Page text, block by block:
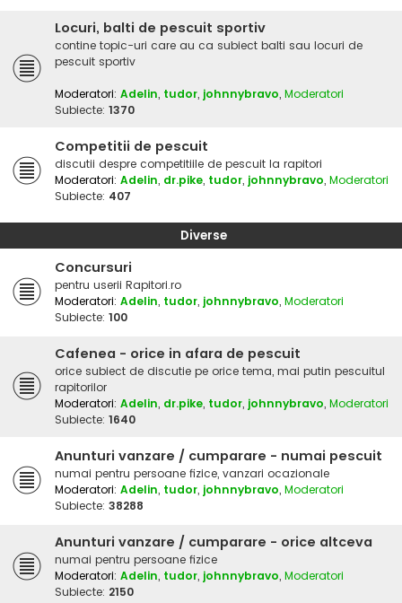
Locuri, balti de pescuit sportiv
contine topic-uri care au ca subiect balti sau locuri de
pescuit sportiv
Moderatori: Adelin, tudor, johnnybravo, Moderatori
Subiecte: 1370
Competitii de pescuit
discutii despre competitiile de pescuit la rapitori
Moderatori: Adelin, dr.pike, tudor, johnnybravo, Moderatori
Subiecte: 407
Diverse
Concursuri
pentru userii Rapitori.ro
Moderatori: Adelin, tudor, johnnybravo, Moderatori
Subiecte: 100
Cafenea - orice in afara de pescuit
orice subiect de discutie pe orice tema, mai putin pescuitul
rapitorilor
Moderatori: Adelin, dr.pike, tudor, johnnybravo, Moderatori
Subiecte: 1640
Anunturi vanzare / cumparare - numai pescuit
numai pentru persoane fizice, vanzari ocazionale
Moderatori: Adelin, tudor, johnnybravo, Moderatori
Subiecte: 38288
Anunturi vanzare / cumparare - orice altceva
numai pentru persoane fizice
Moderatori: Adelin, tudor, johnnybravo, Moderatori
Subiecte: 2150